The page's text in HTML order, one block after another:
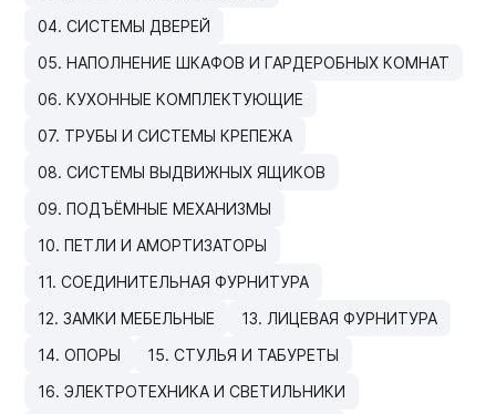
Фасады
Мебельные образцы, каталоги
04. СИСТЕМЫ ДВЕРЕЙ
05. НАПОЛНЕНИЕ ШКАФОВ И ГАРДЕРОБНЫХ КОМНАТ
06. КУХОННЫЕ КОМПЛЕКТУЮЩИЕ
07. ТРУБЫ И СИСТЕМЫ КРЕПЕЖА
08. СИСТЕМЫ ВЫДВИЖНЫХ ЯЩИКОВ
09. ПОДЪЁМНЫЕ МЕХАНИЗМЫ
10. ПЕТЛИ И АМОРТИЗАТОРЫ
11. СОЕДИНИТЕЛЬНАЯ ФУРНИТУРА
12. ЗАМКИ МЕБЕЛЬНЫЕ
13. ЛИЦЕВАЯ ФУРНИТУРА
14. ОПОРЫ
15. СТУЛЬЯ И ТАБУРЕТЫ
16. ЭЛЕКТРОТЕХНИКА И СВЕТИЛЬНИКИ